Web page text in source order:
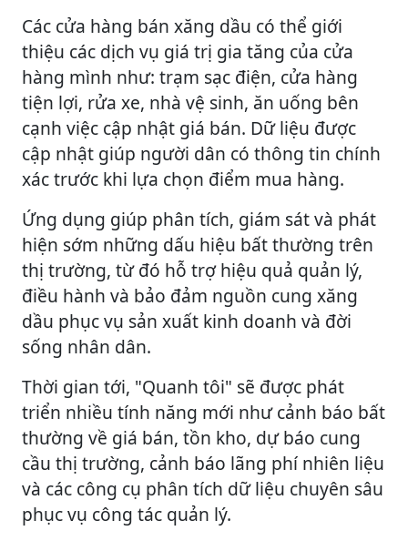
Các cửa hàng bán xăng dầu có thể giới
thiệu các dịch vụ giá trị gia tăng của cửa
hàng mình như: trạm sạc điện, cửa hàng
tiện lợi, rửa xe, nhà vệ sinh, ăn uống bên
cạnh việc cập nhật giá bán. Dữ liệu được
cập nhật giúp người dân có thông tin chính
xác trước khi lựa chọn điểm mua hàng.
Ứng dụng giúp phân tích, giám sát và phát
hiện sớm những dấu hiệu bất thường trên
thị trường, từ đó hỗ trợ hiệu quả quản lý,
điều hành và bảo đảm nguồn cung xăng
dầu phục vụ sản xuất kinh doanh và đời
sống nhân dân.
Thời gian tới, "Quanh tôi" sẽ được phát
triển nhiều tính năng mới như cảnh báo bất
thường về giá bán, tồn kho, dự báo cung
cầu thị trường, cảnh báo lãng phí nhiên liệu
và các công cụ phân tích dữ liệu chuyên sâu
phục vụ công tác quản lý.